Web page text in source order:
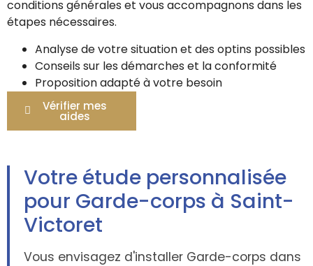
conditions générales et vous accompagnons dans les
étapes nécessaires.
Analyse de votre situation et des optins possibles
Conseils sur les démarches et la conformité
Proposition adapté à votre besoin
Vérifier mes
aides
Votre étude personnalisée
pour Garde-corps à Saint-
Victoret
Vous envisagez d'installer Garde-corps dans